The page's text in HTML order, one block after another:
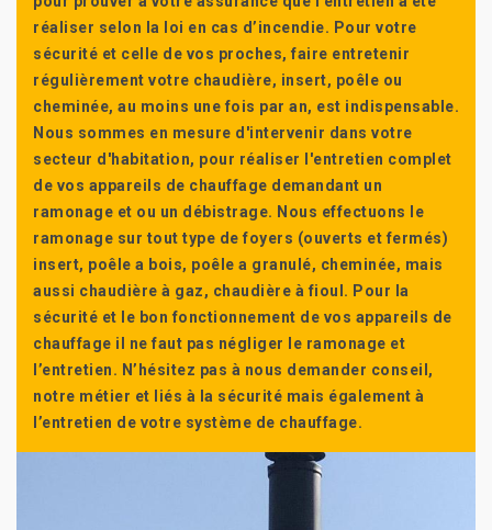
réaliser selon la loi en cas d’incendie. Pour votre
sécurité et celle de vos proches, faire entretenir
régulièrement votre chaudière, insert, poêle ou
cheminée, au moins une fois par an, est indispensable.
Nous sommes en mesure d'intervenir dans votre
secteur d'habitation, pour réaliser l'entretien complet
de vos appareils de chauffage demandant un
ramonage et ou un débistrage. Nous effectuons le
ramonage sur tout type de foyers (ouverts et fermés)
insert, poêle a bois, poêle a granulé, cheminée, mais
aussi chaudière à gaz, chaudière à fioul. Pour la
sécurité et le bon fonctionnement de vos appareils de
chauffage il ne faut pas négliger le ramonage et
l’entretien. N’hésitez pas à nous demander conseil,
notre métier et liés à la sécurité mais également à
l’entretien de votre système de chauffage.